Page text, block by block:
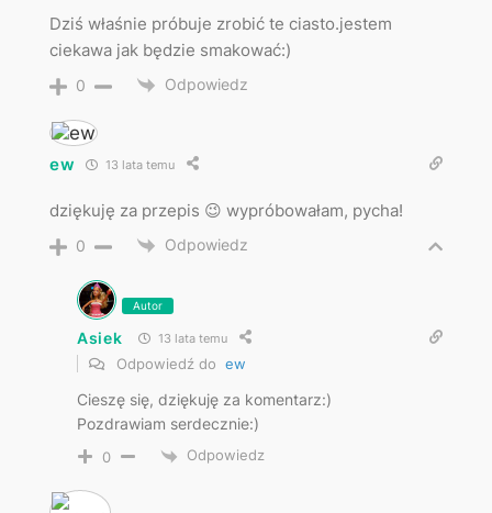
Dziś właśnie próbuje zrobić te ciasto.jestem
ciekawa jak będzie smakować:)
0 Odpowiedz
ew 13 lata temu
dziękuję za przepis 😉 wypróbowałam, pycha!
0 Odpowiedz
Autor
Asiek 13 lata temu
Odpowiedź do ew
Cieszę się, dziękuję za komentarz:)
Pozdrawiam serdecznie:)
0 Odpowiedz